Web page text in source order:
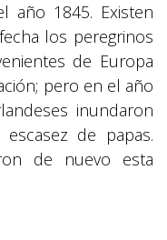
año 1845. Existen
los peregrinos
de Europa
pero en el año
inundaron
de papas.
de nuevo esta